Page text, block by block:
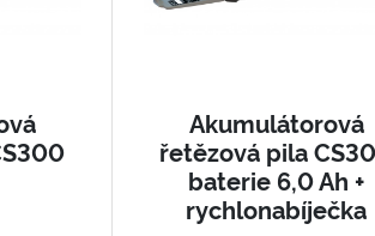
Akumulátorová
řetězová pila
baterie 6,0 Ah +
rychlonabíječka